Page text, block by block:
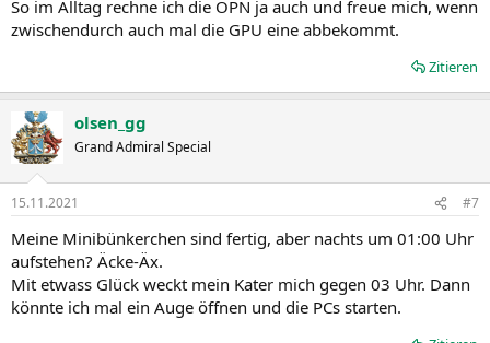
So im Alltag rechne ich die OPN ja auch und freue mich, wenn
zwischendurch auch mal die GPU eine abbekommt.
Zitieren
olsen_gg
Grand Admiral Special
15.11.2021 #7
Meine Minibünkerchen sind fertig, aber nachts um 01:00 Uhr
aufstehen? Äcke-Äx.
Mit etwass Glück weckt mein Kater mich gegen 03 Uhr. Dann
könnte ich mal ein Auge öffnen und die PCs starten.